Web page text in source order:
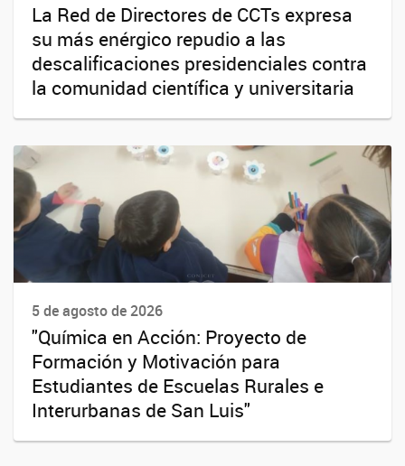
La Red de Directores de CCTs expresa
su más enérgico repudio a las
descalificaciones presidenciales contra
la comunidad científica y universitaria
5 de agosto de 2026
"Química en Acción: Proyecto de
Formación y Motivación para
Estudiantes de Escuelas Rurales e
Interurbanas de San Luis"